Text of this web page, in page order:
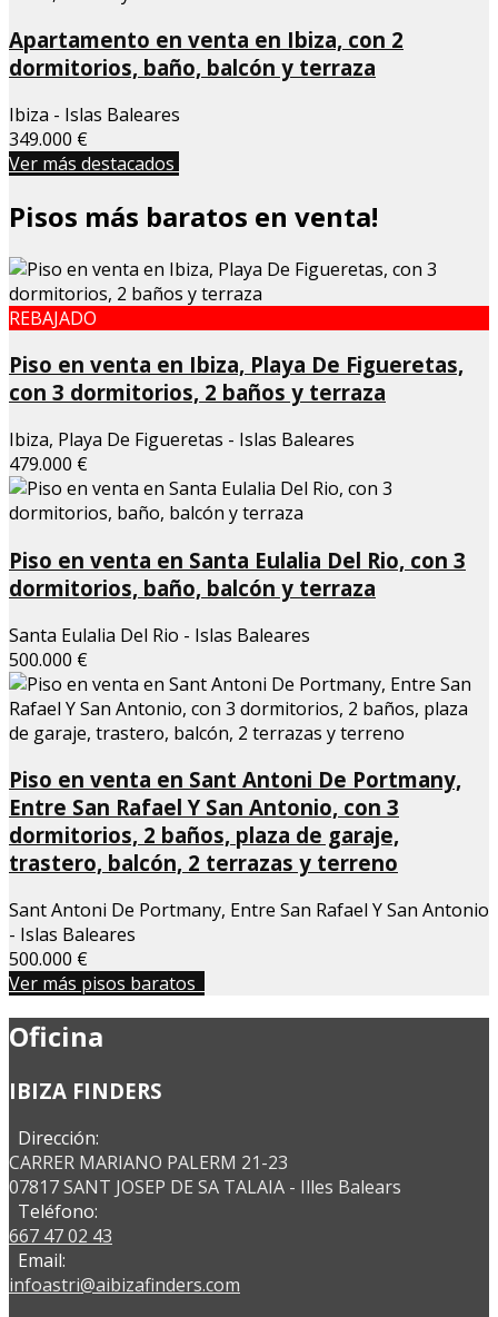
Apartamento en venta en Ibiza, con 2
dormitorios, baño, balcón y terraza
Ibiza - Islas Baleares
349.000 €
Ver más destacados
Pisos más baratos en venta!
REBAJADO
Piso en venta en Ibiza, Playa De Figueretas,
con 3 dormitorios, 2 baños y terraza
Ibiza, Playa De Figueretas - Islas Baleares
479.000 €
Piso en venta en Santa Eulalia Del Rio, con 3
dormitorios, baño, balcón y terraza
Santa Eulalia Del Rio - Islas Baleares
500.000 €
Piso en venta en Sant Antoni De Portmany,
Entre San Rafael Y San Antonio, con 3
dormitorios, 2 baños, plaza de garaje,
trastero, balcón, 2 terrazas y terreno
Sant Antoni De Portmany, Entre San Rafael Y San Antonio
- Islas Baleares
500.000 €
Ver más pisos baratos
Oficina
IBIZA FINDERS
Dirección:
CARRER MARIANO PALERM 21-23
07817 SANT JOSEP DE SA TALAIA - Illes Balears
Teléfono:
667 47 02 43
Email:
infoastri@aibizafinders.com